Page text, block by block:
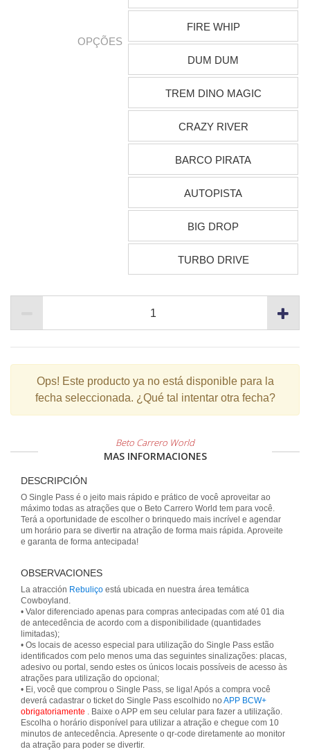
OPÇÕES
FIRE WHIP
DUM DUM
TREM DINO MAGIC
CRAZY RIVER
BARCO PIRATA
AUTOPISTA
BIG DROP
TURBO DRIVE
Ops! Este producto ya no está disponible para la
fecha seleccionada. ¿Qué tal intentar otra fecha?
Beto Carrero World
MAS INFORMACIONES
DESCRIPCIÓN
O Single Pass é o jeito mais rápido e prático de você aproveitar ao
máximo todas as atrações que o Beto Carrero World tem para você.
Terá a oportunidade de escolher o brinquedo mais incrível e agendar
um horário para se divertir na atração de forma mais rápida. Aproveite
e garanta de forma antecipada!
OBSERVACIONES
La atracción Rebuliço está ubicada en nuestra área temática
Cowboyland.
• Valor diferenciado apenas para compras antecipadas com até 01 dia
de antecedência de acordo com a disponibilidade (quantidades
limitadas);
• Os locais de acesso especial para utilização do Single Pass estão
identificados com pelo menos uma das seguintes sinalizações: placas,
adesivo ou portal, sendo estes os únicos locais possíveis de acesso às
atrações para utilização do opcional;
• Ei, você que comprou o Single Pass, se liga! Após a compra você
deverá cadastrar o ticket do Single Pass escolhido no APP BCW+
obrigatoriamente . Baixe o APP em seu celular para fazer a utilização.
Escolha o horário disponível para utilizar a atração e chegue com 10
minutos de antecedência. Apresente o qr-code diretamente ao monitor
da atração para poder se divertir.